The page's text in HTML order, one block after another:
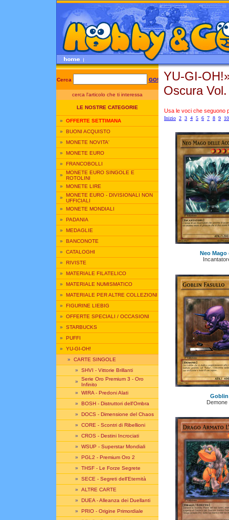
Cerca GO!
cerca l'articolo che ti interessa
LE NOSTRE CATEGORIE
» OFFERTE SETTIMANA
» BUONI ACQUISTO
» MONETE NOVITA'
» MONETE EURO
» FRANCOBOLLI
» MONETE EURO SINGOLE E
ROTOLINI
» MONETE LIRE
» MONETE EURO - DIVISIONALI NON
UFFICIALI
» MONETE MONDIALI
» PADANIA
» MEDAGLIE
» BANCONOTE
» CATALOGHI
» RIVISTE
» MATERIALE FILATELICO
» MATERIALE NUMISMATICO
» MATERIALE PER ALTRE COLLEZIONI
» FIGURINE LIEBIG
» OFFERTE SPECIALI / OCCASIONI
» STARBUCKS
» PUFFI
» YU-GI-OH!
» CARTE SINGOLE
» SHVI - Vittorie Brillanti
» Serie Oro Premium 3 - Oro
Infinito
» WIRA - Predoni Alati
» BOSH - Distruttori dell'Ombra
» DOCS - Dimensione del Chaos
» CORE - Scontri di Ribellioni
» CROS - Destini Incrociati
» WSUP - Superstar Mondiali
» PGL2 - Premium Oro 2
» THSF - Le Forze Segrete
» SECE - Segreti dell'Eternità
» ALTRE CARTE
» DUEA - Alleanza dei Duellanti
» PRIO - Origine Primordiale
YU-GI-
Oscura
Usa le voci che seguono
Inizio 2 3 4 5 6 7 8 9 10
Neo Mago